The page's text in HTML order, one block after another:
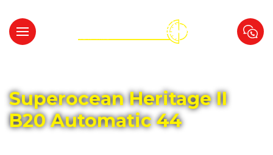
Superocean Heritage II
B20 Automatic 44